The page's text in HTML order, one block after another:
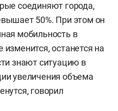
соединяют города,
50%. При этом он
мобильность в
останется на
знают ситуацию в
увеличения объема
говорил